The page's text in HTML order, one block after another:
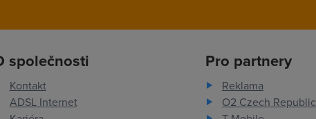
společnosti
Kontakt
ADSL Internet
Pro partnery
Reklama
O2 Czech Republic